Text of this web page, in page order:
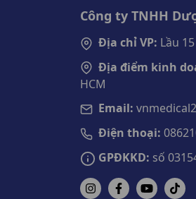
Công ty TNHH
Địa chỉ VP: Lầu
Địa điểm kinh
HCM
Email:
Điện thoại:
GPĐKKD: số